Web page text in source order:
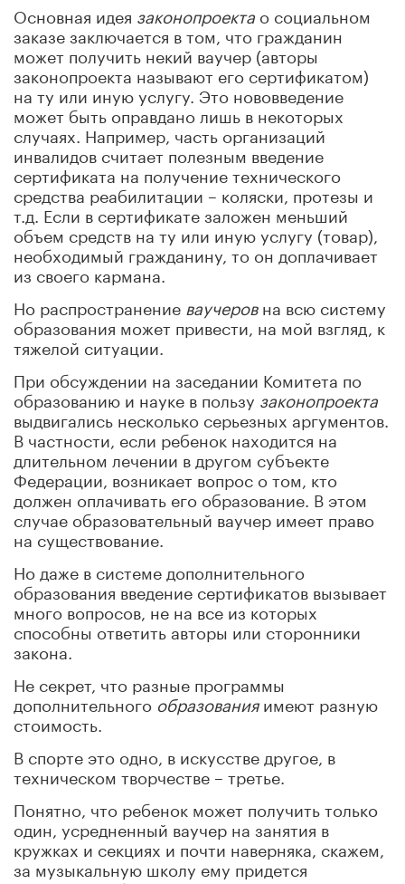
Основная идея законопроекта о социальном
заказе заключается в том, что гражданин
может получить некий ваучер (авторы
законопроекта называют его сертификатом)
на ту или иную услугу. Это нововведение
может быть оправдано лишь в некоторых
случаях. Например, часть организаций
инвалидов считает полезным введение
сертификата на получение технического
средства реабилитации – коляски, протезы и
т.д. Если в сертификате заложен меньший
объем средств на ту или иную услугу (товар),
необходимый гражданину, то он доплачивает
из своего кармана.
Но распространение ваучеровна всю систему
образования может привести, на мой взгляд, к
тяжелой ситуации.
При обсуждении на заседании Комитета по
образованию и науке в пользу законопроекта
выдвигались несколько серьезных аргументов.
В частности, если ребенок находится на
длительном лечении в другом субъекте
Федерации, возникает вопрос о том, кто
должен оплачивать его образование. В этом
случае образовательный ваучер имеет право
на существование.
Но даже в системе дополнительного
образования введение сертификатов вызывает
много вопросов, не на все из которых
способны ответить авторы или сторонники
закона.
Не секрет, что разные программы
дополнительного образованияимеют разную
стоимость.
В спорте это одно, в искусстве другое, в
техническом творчестве – третье.
Понятно, что ребенок может получить только
один, усредненный ваучер на занятия в
кружках и секциях и почти наверняка, скажем,
за музыкальную школу ему придется